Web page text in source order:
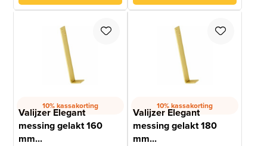
10% kassakorting
Valijzer Elegant
messing gelakt 160
mm...
10% kassakorting
Valijzer Elegant
messing gelakt 180
mm...